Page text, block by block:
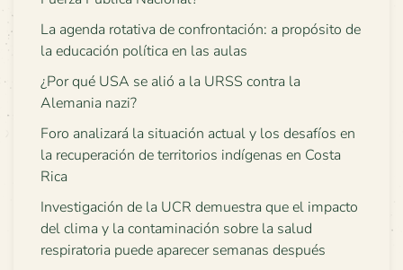
La agenda rotativa de confrontación: a propósito de
la educación política en las aulas
¿Por qué USA se alió a la URSS contra la
Alemania nazi?
Foro analizará la situación actual y los desafíos en
la recuperación de territorios indígenas en Costa
Rica
Investigación de la UCR demuestra que el impacto
del clima y la contaminación sobre la salud
respiratoria puede aparecer semanas después